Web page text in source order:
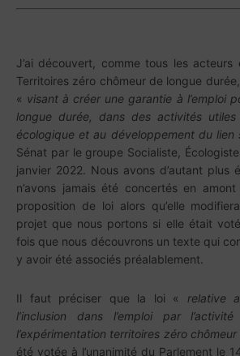
J’ai découvert, comme tous les acteurs
Territoires zéro chômeur de longue
« visant à créer une garantie à l’emploi
longue durée, dans des activités
écologique et au développement du lien
Sénat par le groupe Socialiste,
janvier 2022. Nous avons d’autant plus
n’avons jamais été concertés en
proposition de loi alors qu’elle
projet que nous portons si elle était
fois que nous découvrons un texte qui
y avoir été associés préalablement.
Il faut préciser que la loi « relative
l’inclusion dans l’emploi par
l’expérimentation territoires zéro
été votée à l’unanimité du Parlement le